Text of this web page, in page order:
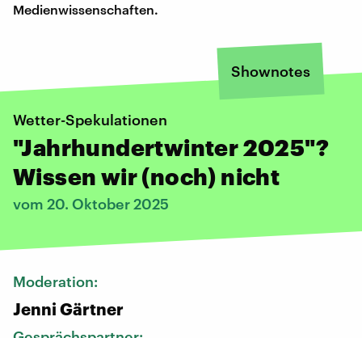
Medienwissenschaften.
Shownotes
Wetter-Spekulationen
"Jahrhundertwinter 2025"?
Wissen wir (noch) nicht
vom 20. Oktober 2025
Moderation:
Jenni Gärtner